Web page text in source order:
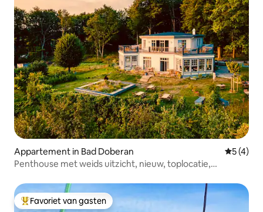
Appartement in Bad Doberan
5 (4)
Penthouse met weids uitzicht, nieuw, toplocatie,
Topfavoriet van gasten
Favoriet van gasten